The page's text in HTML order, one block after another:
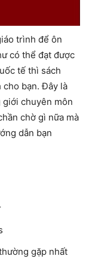
trình để ôn
có thể đạt được
tế thì sách
cho bạn. Đây là
giới chuyên môn
chờ gì nữa mà
dẫn bạn
gặp nhất